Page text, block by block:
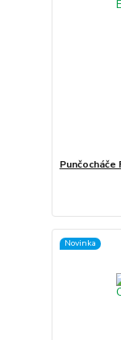
Punčocháče
Novinka